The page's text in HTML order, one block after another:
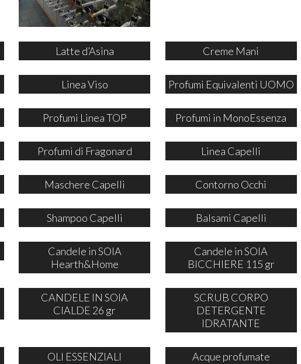
Latte d’Asina Creme Mani
Linea Viso Profumi Equivalenti UOMO
Profumi Linea TOP Profumi in MonoEssenza
Profumi di Fragonard Linea Capelli
Maschere Capelli Contorno Occhi
Shampoo Capelli Balsami Capelli
Candele in SOIA
Hearth&Home
Candele in SOIA
BICCHIERE 115 gr
CANDELE IN SOIA
CIALDE 26 gr
SCRUB CORPO
DETERGENTE
IDRATANTE
OLI ESSENZIALI Acque profumate